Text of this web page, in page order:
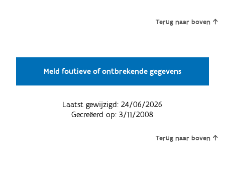
Terug naar boven
Meld foutieve of ontbrekende gegevens
Laatst gewijzigd:24/06/2026
Gecreëerd op:3/11/2008
Terug naar boven